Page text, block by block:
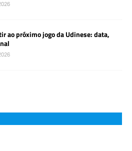
ao próximo jogo da Udinese: data,